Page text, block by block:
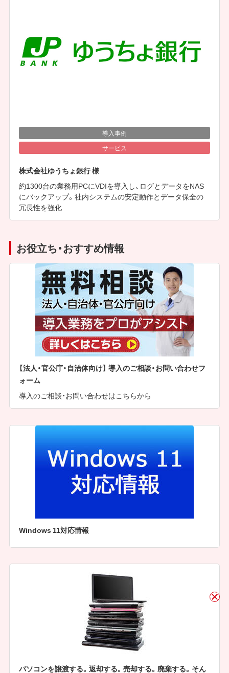
導入事例
サービス
株式会社ゆうちょ銀行 様
約1300台の業務用PCにVDIを導入し、ログとデータをNAS
にバックアップ。社内システムの安定動作とデータ保全の
冗長性を強化
お役立ち・おすすめ情報
【法人・官公庁・自治体向け】 導入のご相談・お問い合わせフ
ォーム
導入のご相談・お問い合わせはこちらから
Windows 11対応情報
パソコンを譲渡する。返却する。売却する。廃棄する。そん